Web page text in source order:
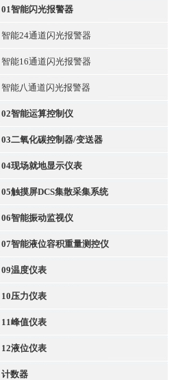
01智能闪光报警器
智能24通道闪光报警器
智能16通道闪光报警器
智能八通道闪光报警器
02智能运算控制仪
03二氧化碳控制器/变送器
04现场就地显示仪表
05触摸屏DCS集散采集系统
06智能振动监视仪
07智能液位容积重量测控仪
09温度仪表
10压力仪表
11峰值仪表
12液位仪表
计数器